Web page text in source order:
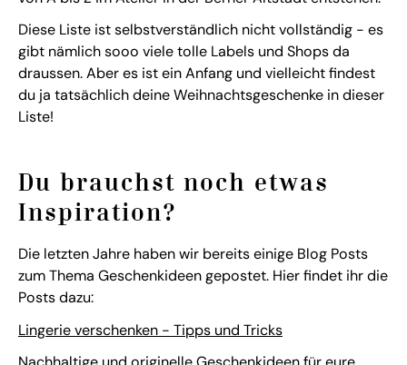
Diese Liste ist selbstverständlich nicht vollständig - es
gibt nämlich sooo viele tolle Labels und Shops da
draussen. Aber es ist ein Anfang und vielleicht findest
du ja tatsächlich deine Weihnachtsgeschenke in dieser
Liste!
Du brauchst noch etwas
Inspiration?
Die letzten Jahre haben wir bereits einige Blog Posts
zum Thema Geschenkideen gepostet. Hier findet ihr die
Posts dazu:
Lingerie verschenken - Tipps und Tricks